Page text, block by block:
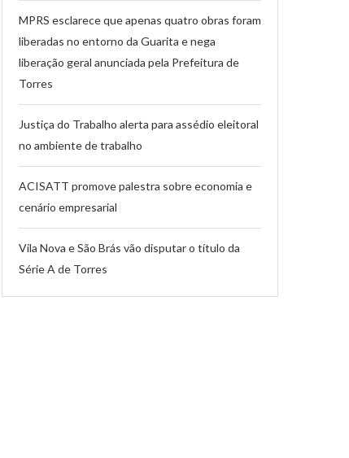
MPRS esclarece que apenas quatro obras foram
liberadas no entorno da Guarita e nega
liberação geral anunciada pela Prefeitura de
Torres
Justiça do Trabalho alerta para assédio eleitoral
no ambiente de trabalho
ACISATT promove palestra sobre economia e
cenário empresarial
Vila Nova e São Brás vão disputar o título da
Série A de Torres